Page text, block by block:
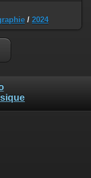
/ 2024